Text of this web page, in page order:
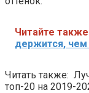
Читайте также
держится, чем
Читать также:
топ-20 на 2019-